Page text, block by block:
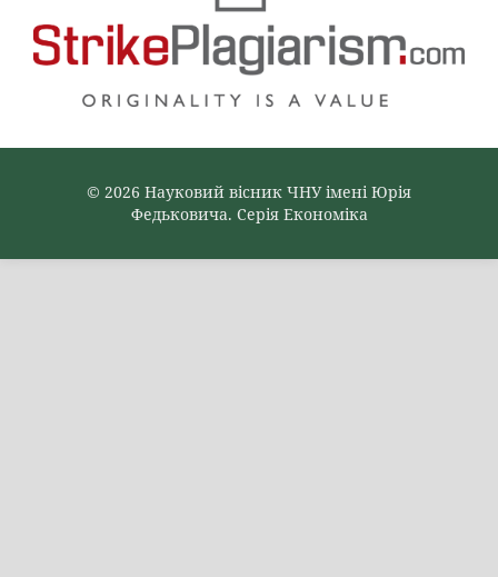
© 2026 Науковий вісник ЧНУ імені Юрія
Федьковича. Серія Економіка